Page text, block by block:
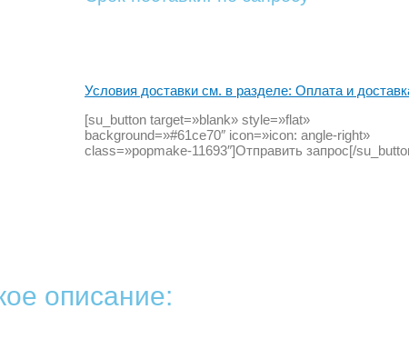
Условия доставки см. в разделе: Оплата и
[su_button target=»blank» style=»flat»
background=»#61ce70″ icon=»icon: angle-right»
class=»popmake-11693″]Отправить запрос[/
описание: